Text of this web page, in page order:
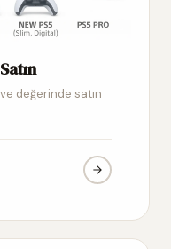
değerinde satın